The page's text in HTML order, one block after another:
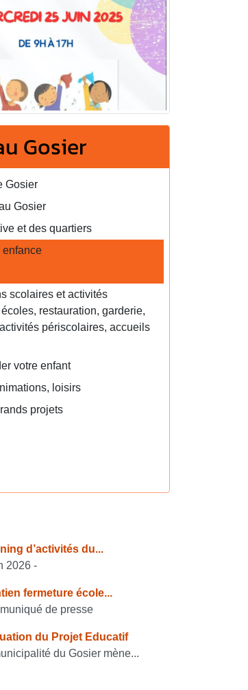
Gosier
Gosier
Gosier
et des quartiers
enfance
scolaires et activités
restauration, garderie,
périscolaires, accueils
votre enfant
loisirs
projets
également
d’activités du...
2026 -
fermeture école...
de presse
du Projet Educatif
du Gosier mène...